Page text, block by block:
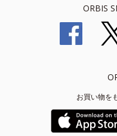
ORBIS
お買い物を